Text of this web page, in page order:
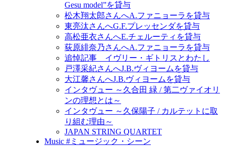
Gesu model”を貸与
松木翔太郎さんへA.ファニョーラを貸与
東亮汰さんへG.F.プレッセンダを貸与
高松亜衣さんへE.チェルーティを貸与
荻原緋奈乃さんへA.ファニョーラを貸与
追悼記事 イヴリー・ギトリスとわたし
戸澤采紀さんへJ.B.ヴィヨームを貸与
大江馨さんへJ.B.ヴィヨームを貸与
インタヴュー ～久合田 緑 / 第二ヴァイオリ
ンの理想とは～
インタヴュー ～久保陽子 / カルテットに取
り組む理由～
JAPAN STRING QUARTET
Music #ミュージック・シーン